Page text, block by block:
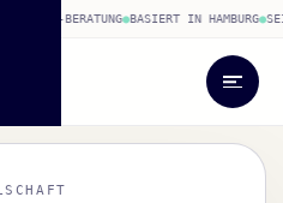
HOSTING-BERATUNG●BASIERT IN HAMBURG●